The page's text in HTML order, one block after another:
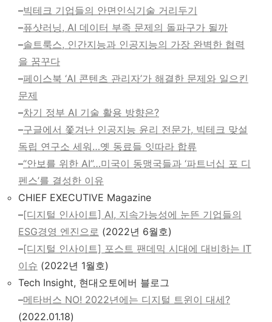
–빅테크 기업들의 안면인식기술 거리두기
–퓨샷러닝, AI 데이터 부족 문제의 돌파구가 될까
–솔트룩스, 인간지능과 인공지능의 가장 완벽한 협력
을 꿈꾸다
–페이스북 ‘AI 콘텐츠 관리자’가 해결한 문제와 일으킨
문제
–차기 정부 AI 기술 활용 방향은?
–구글에서 쫓겨난 인공지능 윤리 전문가, 빅테크 맞설
독립 연구소 세워…옛 동료들 잇따라 합류
–“안보를 위한 AI”…미국이 동맹국들과 ‘파트너십 포 디
펜스’를 결성한 이유
CHIEF EXECUTIVE Magazine
–[디지털 인사이트] AI, 지속가능성에 눈뜬 기업들의
ESG경영 엔진으로 (2022년 6월호)
–[디지털 인사이트] 포스트 팬데믹 시대에 대비하는 IT
이슈 (2022년 1월호)
Tech Insight, 현대오토에버 블로그
–메타버스 NO! 2022년에는 디지털 트윈이 대세?
(2022.01.18)